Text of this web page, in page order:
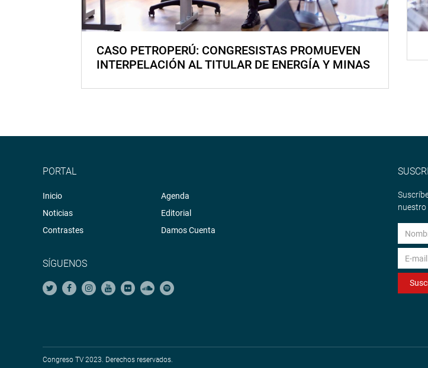
CASO PETROPERÚ: CONGRESISTAS PROMUEVEN
INTERPELACIÓN AL TITULAR DE ENERGÍA Y MINAS
PORTAL
Inicio
Noticias
Contrastes
Agenda
Editorial
Damos Cuenta
SÍGUENOS
nuestro
Congreso TV 2023. Derechos reservados.